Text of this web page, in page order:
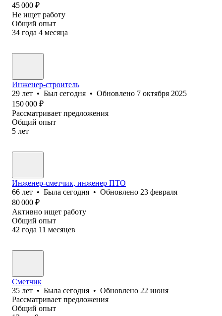
45 000 ₽
Не ищет работу
Общий опыт
34 года 4 месяца
Инженер-строитель
29 лет • Был сегодня • Обновлено 7 октября 2025
150 000 ₽
Рассматривает предложения
Общий опыт
5 лет
Инженер-сметчик, инженер ПТО
66 лет • Была сегодня • Обновлено 23 февраля
80 000 ₽
Активно ищет работу
Общий опыт
42 года 11 месяцев
Сметчик
35 лет • Была сегодня • Обновлено 22 июня
Рассматривает предложения
Общий опыт